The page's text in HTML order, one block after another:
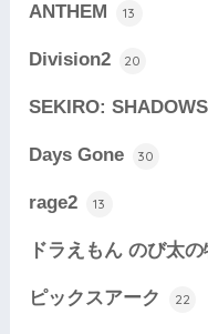
ANTHEM 13
Division2 20
SEKIRO:
Days Gone 30
rage2 13
ドラえもん のび太
ピックスアーク 22